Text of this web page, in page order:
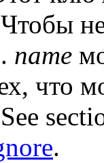
Чтобы
. name
что
.